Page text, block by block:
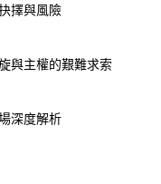
擇與風險
與主權的艱難求索
深度解析